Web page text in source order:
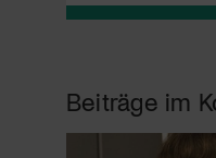
Beiträge im